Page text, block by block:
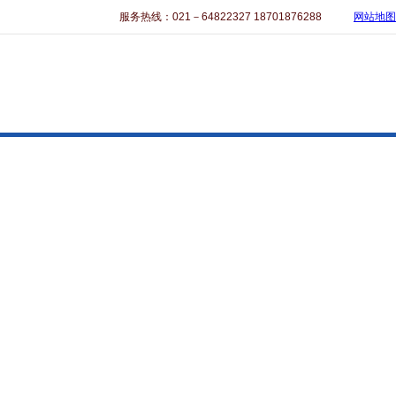
服务热线：021－64822327 18701876288 网站地图